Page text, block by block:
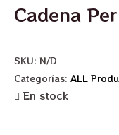
Cadena
SKU: N/D
Categorías: ALL
En stock